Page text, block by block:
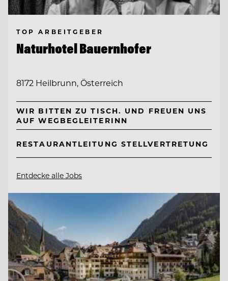
TOP ARBEITGEBER
Naturhotel Bauernhofer
8172 Heilbrunn, Österreich
WIR BITTEN ZU TISCH. UND FREUEN UNS
AUF WEGBEGLEITERINN
RESTAURANTLEITUNG STELLVERTRETUNG
Entdecke alle Jobs